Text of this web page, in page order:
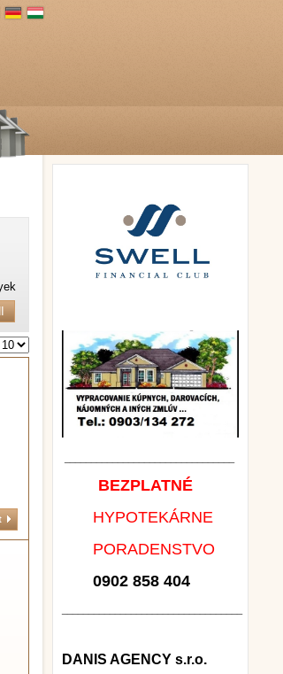
BEZPLATNÉ
HYPOTEKÁRNE
PORADENSTVO
0902 858 404
DANIS AGENCY s.r.o.